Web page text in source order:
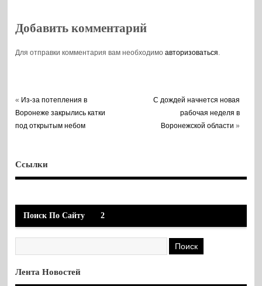
Добавить комментарий
Для отправки комментария вам необходимоавторизоваться
« Из-за потепления в
Воронеже закрылись катки
под открытым небом
С дождей начнется новая
рабочая неделя в
Воронежской области »
Ссылки
Поиск По Сайту 2
Лента Новостей